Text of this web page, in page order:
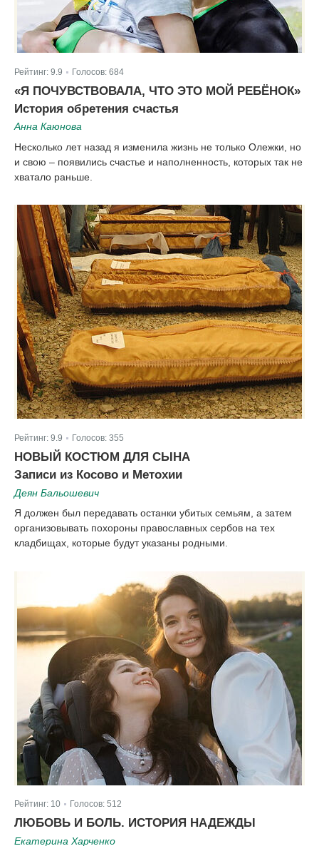
Рейтинг: 9.9 Голосов: 684
«Я ПОЧУВСТВОВАЛА, ЧТО ЭТО МОЙ РЕБЁНОК»
История обретения счастья
Анна Каюнова
Несколько лет назад я изменила жизнь не только Олежки, но
и свою – появились счастье и наполненность, которых так не
хватало раньше.
Рейтинг: 9.9 Голосов: 355
НОВЫЙ КОСТЮМ ДЛЯ СЫНА
Записи из Косово и Метохии
Деян Бальошевич
Я должен был передавать останки убитых семьям, а затем
организовывать похороны православных сербов на тех
кладбищах, которые будут указаны родными.
Рейтинг: 10 Голосов: 512
ЛЮБОВЬ И БОЛЬ. ИСТОРИЯ НАДЕЖДЫ
Екатерина Харченко